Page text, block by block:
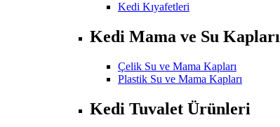
Kedi Kıyafetleri
Kedi Mama ve Su Kapları
Çelik Su ve Mama Kapları
Plastik Su ve Mama Kapları
Kedi Tuvalet Ürünleri